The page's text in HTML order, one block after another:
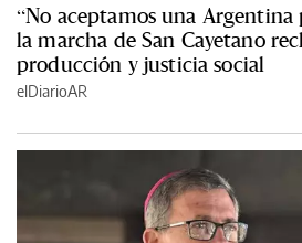
“No aceptamos una Argentina
la marcha de San Cayetano
producción y justicia social
elDiarioAR